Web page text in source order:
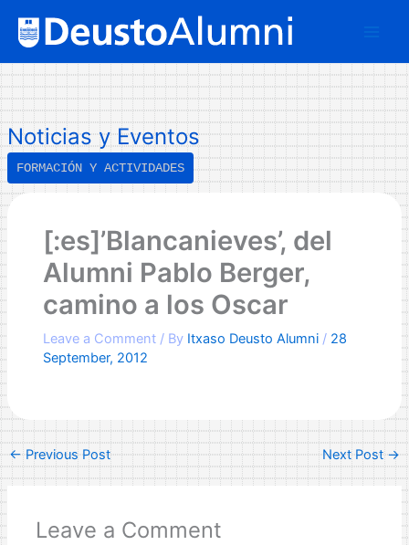
u
s
c
a
r
Noticias y Eventos
FORMACIÓN Y ACTIVIDADES
[:es]’Blancanieves’, del
Alumni Pablo Berger,
camino a los Oscar
Leave a Comment / By Itxaso Deusto Alumni / 28
September, 2012
←Previous Post Next Post→
Leave a Comment